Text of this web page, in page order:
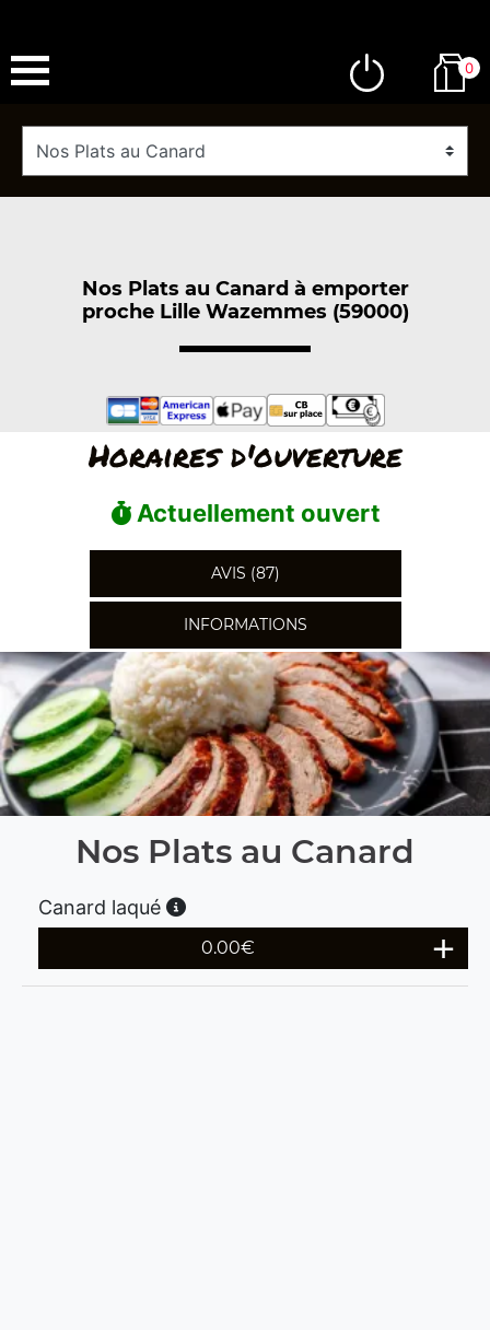
0
Nos Plats au Canard à emporter
proche Lille Wazemmes (59000)
Horaires d'ouverture
Actuellement ouvert
AVIS (87)
INFORMATIONS
Nos Plats au Canard
Canard laqué
0.00€